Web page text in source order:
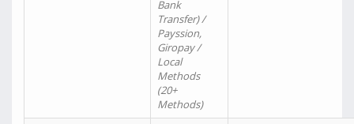
Bank
Transfer) /
Payssion,
Giropay /
Local
Methods
(20+
Methods)